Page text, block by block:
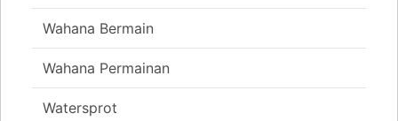
Wahana Bermain
Wahana Permainan
Watersprot